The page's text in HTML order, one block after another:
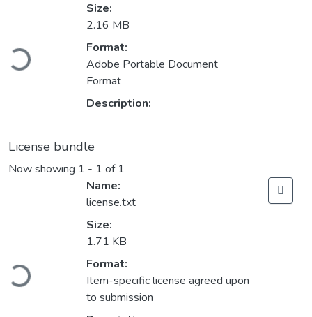
Size:
2.16 MB
Format:
Adobe Portable Document
Format
Description:
License bundle
Now showing 1 - 1 of 1
Name:
license.txt
Size:
1.71 KB
Format:
Item-specific license agreed upon
to submission